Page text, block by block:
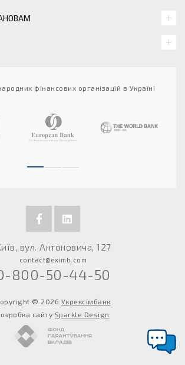
фінансових організацій в Україні
вул. Антоновича, 127
contact@eximb.com
800-50-44-50
© 2026 Укрексімбанк
сайту Sparkle Design